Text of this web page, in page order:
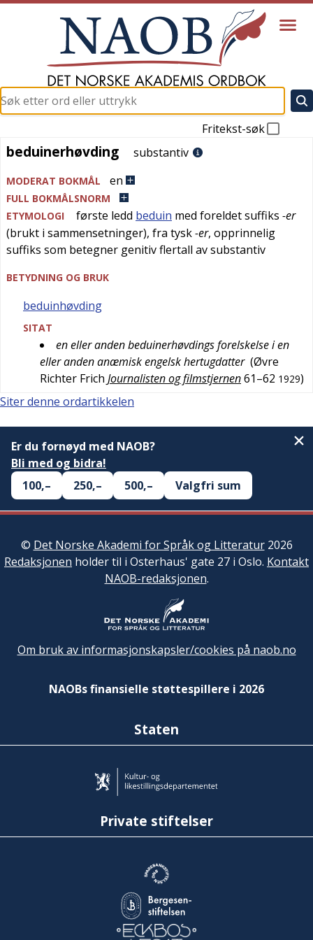
Fritekst-søk
beduinerhøvding
beduinerhøvding substantiv
MODERAT BOKMÅL en
FULL BOKMÅLSNORM
ETYMOLOGI
første ledd beduin med foreldetsuffiks -er
(brukt i sammensetninger), fra tysk-er, opprinnelig
suffiks som betegner genitiv flertall av substantiv
BETYDNING OG BRUK
beduinhøvding
SITAT
en eller anden beduinerhøvdings forelskelse i en
eller anden anæmisk engelsk hertugdatter (Øvre
Richter Frich Journalisten og filmstjernen61–62 1929)
Siter denne ordartikkelen
Er du fornøyd med NAOB?
Bli med og bidra!
100,–
250,– 500,– Valgfri sum
© Det Norske Akademi for Språk og Litteratur2026
Redaksjonen holder til i Osterhaus' gate 27 i Oslo. Kontakt
NAOB-redaksjonen.
Om bruk av informasjonskapsler/cookies på naob.no
NAOBs finansielle støttespillere i 2026
Staten
Private stiftelser